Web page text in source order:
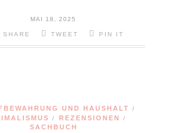
MAI 18, 2025
SHARE TWEET PIN IT
UND HAUSHALT /
/ REZENSIONEN /
SACHBUCH